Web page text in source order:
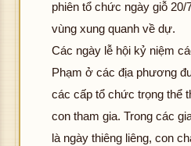
phiên tổ chức ngày giỗ
vùng xung quanh về dự.
Các ngày lễ hội kỷ niệm
Phạm ở các địa phương
các cấp tổ chức trọng thể
con tham gia. Trong các
là ngày thiêng liêng, con